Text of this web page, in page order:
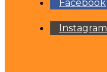
Facebook
Instagram